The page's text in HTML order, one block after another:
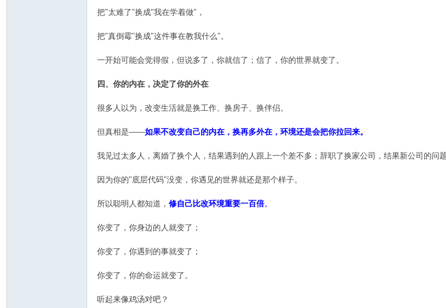
把"太难了"换成"我在学着做"，
把"真倒霉"换成"这件事在教我什么"。
一开始可能会觉得假，但说多了，你就信了；信了，你的世界就变了。
四、你的内在，决定了你的外在
很多人以为，改变生活就是换工作、换房子、换伴侣。
但真相是——如果不改变自己的内在，换再多外在，环境还是会把你拉回来。
我见过太多人，离婚了换个人，结果遇到的人跟上一个差不多；辞职了换家公司，结果新公司的
因为你的"底层代码"没变，你遇见的世界就还是那个样子。
所以聪明人都知道，修自己比改环境重要一百倍。
你变了，你身边的人就变了；
你变了，你遇到的事就变了；
你变了，你的命运就变了。
听起来像鸡汤对吧？